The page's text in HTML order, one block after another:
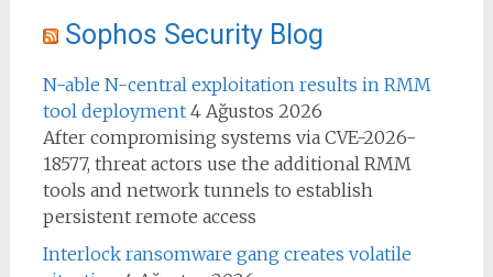
Sophos Security Blog
N-able N-central exploitation results in RMM
tool deployment 4 Ağustos 2026
After compromising systems via CVE-2026-
18577, threat actors use the additional RMM
tools and network tunnels to establish
persistent remote access
Interlock ransomware gang creates volatile